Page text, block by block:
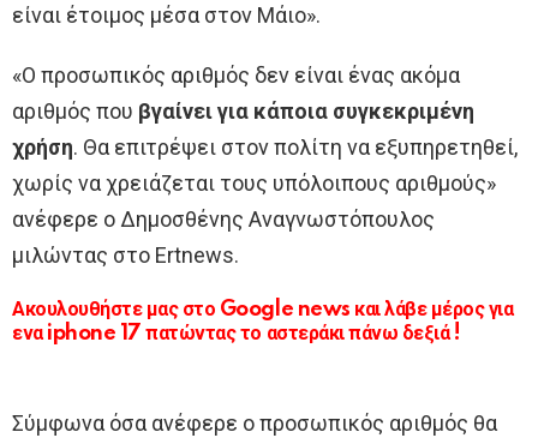
είναι έτοιμος μέσα στον Μάιο».
«Ο προσωπικός αριθμός δεν είναι ένας ακόμα
αριθμός που βγαίνει για κάποια συγκεκριμένη
χρήση. Θα επιτρέψει στον πολίτη να εξυπηρετηθεί,
χωρίς να χρειάζεται τους υπόλοιπους αριθμούς»
ανέφερε o Δημοσθένης Αναγνωστόπουλος
μιλώντας στο Ertnews.
Ακουλουθήστε μας στο Google news και λάβε μέρος για
ενα iphone 17 πατώντας το αστεράκι πάνω δεξιά !
Σύμφωνα όσα ανέφερε ο προσωπικός αριθμός θα